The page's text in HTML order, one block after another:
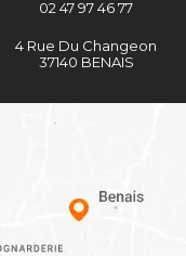
02 47 97 46 77
4 Rue Du Changeon
37140 BENAIS